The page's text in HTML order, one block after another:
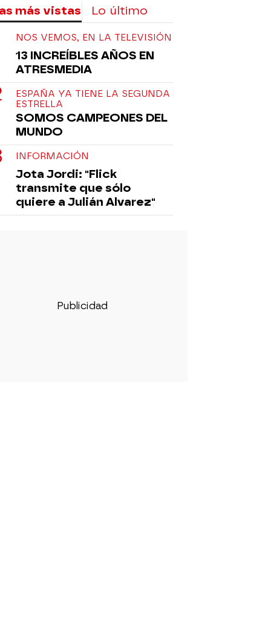
más vistas Lo último
NOS VEMOS, EN LA TELEVISIÓN
13 INCREÍBLES AÑOS EN
ATRESMEDIA
ESPAÑA YA TIENE LA SEGUNDA
ESTRELLA
SOMOS CAMPEONES DEL
MUNDO
INFORMACIÓN
Jota Jordi: "Flick
transmite que sólo
quiere a Julián Alvarez"